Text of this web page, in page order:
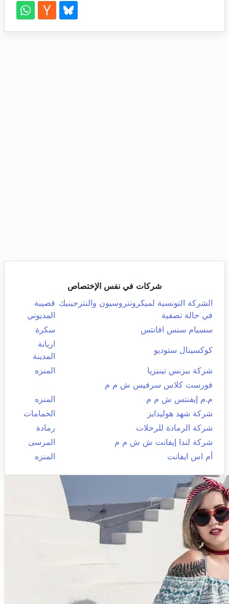
شركات في نفس الإختصاص
الشركة التونسية لميكرونتروسيون والنترجينيك
في حالة تصفية
قصيبة
المديوني
سسيام سنس افانتس
سكرة
كوكسينال ستوديو
اريانة
المدينة
شركة بيزنس تينيزيا
المنزه
فورست كلاس سرفيس ش م م
م.م إيفنتس ش م م
المنزه
شركة شهد هوليدايز
الحمامات
شركة الرمادة للرحلات
رمادة
شركة لندا إيفانت ش ش م م
المرسى
أم اس ايفانت
المنزه